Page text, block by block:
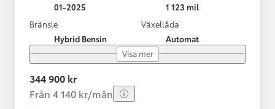
01-2025
1 123 mil
Bränsle
Hybrid Bensin
Växellåda
Automat
Visa mer
344 900 kr
Från 4 140 kr/mån